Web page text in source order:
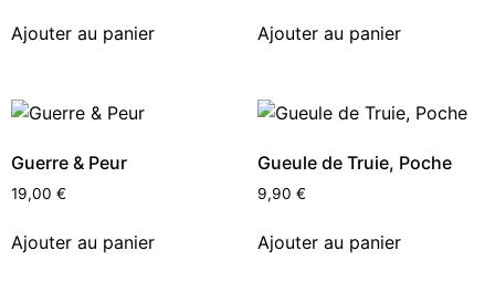
Ajouter au panier Ajouter au panier
Guerre & Peur
19,00 €
Ajouter au panier
Gueule de Truie, Poche
9,90 €
Ajouter au panier